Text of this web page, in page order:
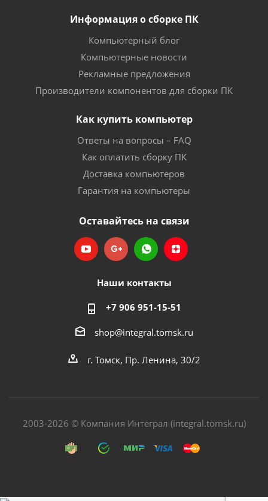
Информация о сборке ПК
Компьютерный блог
Компьютерные новости
Рекламные предложения
Производители компонентов для сборки ПК
Как купить компьютер
Ответы на вопросы – FAQ
Как оплатить сборку ПК
Доставка компьютеров
Гарантия на компьютеры
Оставайтесь на связи
Наши контакты
+7 906 951-15-51
shop@integral.tomsk.ru
г. Томск, Пр. Ленина, 30/2
2003-2026 © Компания Интеграл (integral.tomsk.ru)